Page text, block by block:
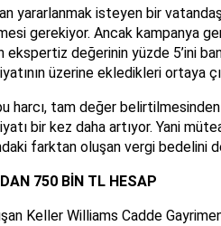
yararlanmak isteyen bir
gerekiyor. Ancak kampanya
ekspertiz değerinin yüzde 5’ini
üzerine ekledikleri ortaya
harcı, tam değer
bir kez daha artıyor. Yani
farktan oluşan vergi bedelini
750 BİN TL HESAP
Keller Williams Cadde